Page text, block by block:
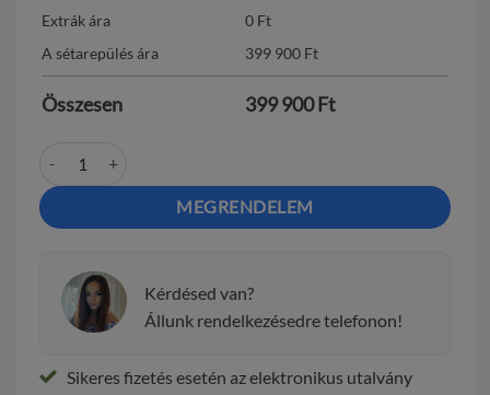
Extrák ára 0 Ft
A sétarepülés ára
399 900 Ft
Összesen 399 900Ft
MEGRENDELEM
Kérdésed van?
Állunk rendelkezésedre telefonon!
Sikeres fizetés esetén az elektronikus utalvány